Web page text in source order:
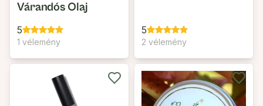
Várandós Olaj
5
1 vélemény
5
2 vélemény